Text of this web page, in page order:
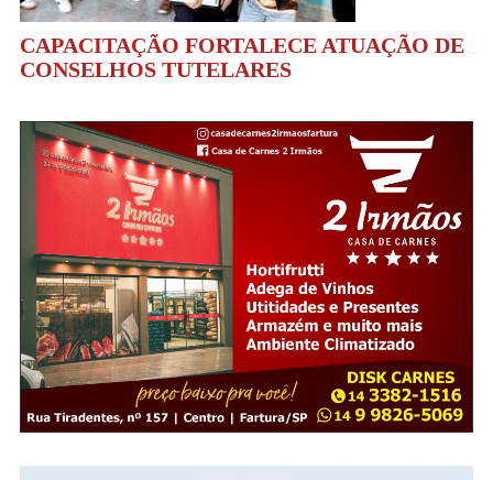
CAPACITAÇÃO FORTALECE ATUAÇÃO DE
CONSELHOS TUTELARES